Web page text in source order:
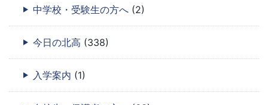
中学校・受験生の方へ (2)
今日の北高 (338)
入学案内 (1)